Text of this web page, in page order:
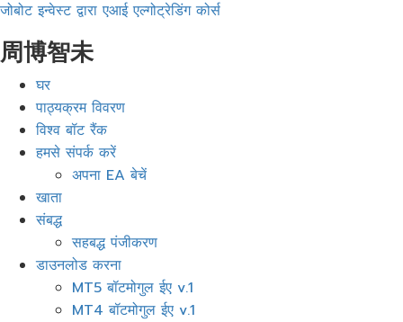
जोबोट इन्वेस्ट द्वारा एआई एल्गोट्रेडिंग कोर्स
周博智未
घर
पाठ्यक्रम विवरण
विश्व बॉट रैंक
हमसे संपर्क करें
अपना EA बेचें
खाता
संबद्ध
सहबद्ध पंजीकरण
डाउनलोड करना
MT5 बॉटमोगुल ईए v.1
MT4 बॉटमोगुल ईए v.1